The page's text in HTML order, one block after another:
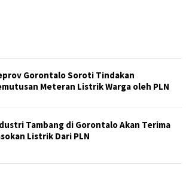
Gorontalo Soroti Tindakan
Meteran Listrik Warga oleh PLN
Tambang di Gorontalo Akan Terima
Listrik Dari PLN